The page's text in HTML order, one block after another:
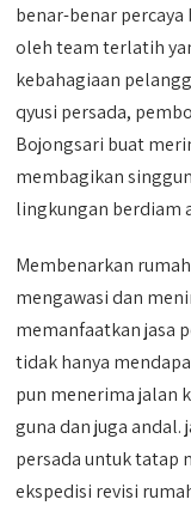
benar-benar
oleh team terlatih
kebahagiaan
qyusi persada,
Bojongsari buat
membagikan
lingkungan berdiam
Membenarkan
mengawasi dan
memanfaatkan jasa
tidak hanya
pun menerima jalan
guna dan juga
persada untuk tatap
ekspedisi revisi